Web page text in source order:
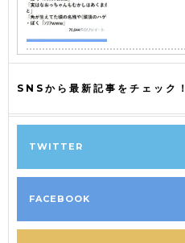
SNSから最新記事をチェック！
TWITTER
FACEBOOK